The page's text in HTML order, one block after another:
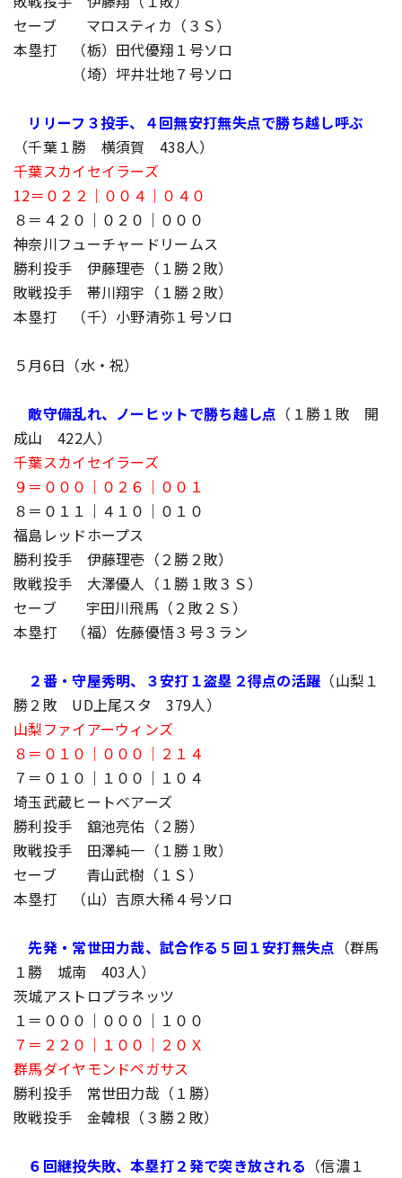
セーブ マロスティカ（３Ｓ）
本塁打 （栃）田代優翔１号ソロ
（埼）坪井壮地７号ソロ
リリーフ３投手、４回無安打無失点で勝ち越し呼ぶ
（千葉１勝 横須賀 438人）
千葉スカイセイラーズ
12＝０２２｜００４｜０４０
８＝４２０｜０２０｜０００
神奈川フューチャードリームス
勝利投手 伊藤理壱（１勝２敗）
敗戦投手 帯川翔宇（１勝２敗）
本塁打 （千）小野清弥１号ソロ
５月6日（水・祝）
敵守備乱れ、ノーヒットで勝ち越し点 （１勝１敗 開
成山 422人）
千葉スカイセイラーズ
９＝０００｜０２６｜００１
８＝０１１｜４１０｜０１０
福島レッドホープス
勝利投手 伊藤理壱（２勝２敗）
敗戦投手 大澤優人（１勝１敗３Ｓ）
セーブ 宇田川飛馬（２敗２Ｓ）
本塁打 （福）佐藤優悟３号３ラン
２番・守屋秀明、３安打１盗塁２得点の活躍 （山梨１
勝２敗 UD上尾スタ 379人）
山梨ファイアーウィンズ
８＝０１０｜０００｜２１４
７＝０１０｜１００｜１０４
埼玉武蔵ヒートベアーズ
勝利投手 舘池亮佑（２勝）
敗戦投手 田澤純一（１勝１敗）
セーブ 青山武樹（１Ｓ）
本塁打 （山）吉原大稀４号ソロ
先発・常世田力哉、試合作る５回１安打無失点 （群馬
１勝 城南 403人）
茨城アストロプラネッツ
１＝０００｜０００｜１００
７＝２２０｜１００｜２０Ｘ
群馬ダイヤモンドペガサス
勝利投手 常世田力哉（１勝）
敗戦投手 金韓根（３勝２敗）
６回継投失敗、本塁打２発で突き放される （信濃１